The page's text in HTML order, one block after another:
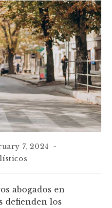
7, 2024
abogados en
defienden los